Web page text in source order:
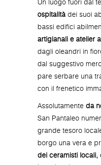
Un luogo fuori dal
ospitalitàdei suoi
bassi edifici
artigianali e atelier
dagli oleandri in
dal suggestivo
pare serbare una
con il frenetico
Assolutamente da
San Pantaleo
grande tesoro
borgo una vera e
dei ceramisti locali,